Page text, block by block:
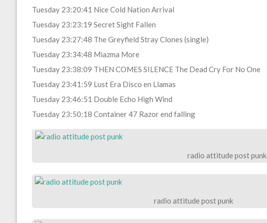
Tuesday 23:20:41 Nice Cold Nation Arrival
Tuesday 23:23:19 Secret Sight Fallen
Tuesday 23:27:48 The Greyfield Stray Clones (single)
Tuesday 23:34:48 Miazma More
Tuesday 23:38:09 THEN COMES SILENCE The Dead Cry For No One
Tuesday 23:41:59 Lust Era Disco en Llamas
Tuesday 23:46:51 Double Echo High Wind
Tuesday 23:50:18 Container 47 Razor end falling
radio attitude post punk
radio attitude post punk